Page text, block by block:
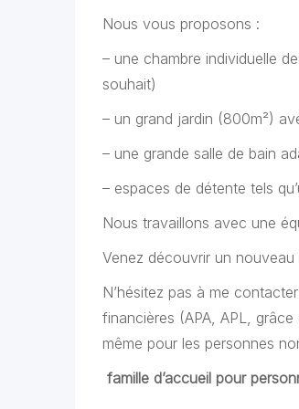
Nous vous proposons :
– une chambre individuelle
souhait)
– un grand jardin (800m²)
– une grande salle de bain
– espaces de détente tels
Nous travaillons avec une
Venez découvrir un
N’hésitez pas à me
financières (APA, APL,
même pour les personnes
famille d’accueil pour